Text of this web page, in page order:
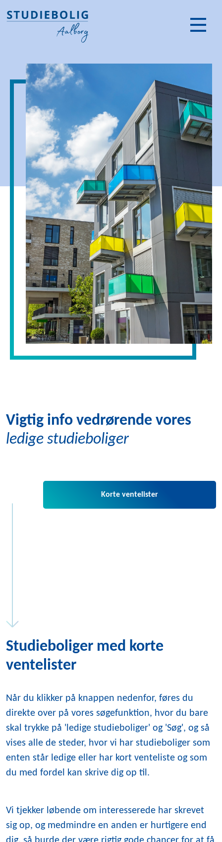
Vigtig info vedrørende vores
ledige studieboliger
Korte ventelister
Studieboliger med korte
ventelister
Når du klikker på knappen nedenfor, føres du
direkte over på vores søgefunktion, hvor du bare
skal trykke på 'ledige studieboliger' og 'Søg', og så
vises alle de steder, hvor vi har studieboliger som
enten står ledige eller har kort venteliste og som
du med fordel kan skrive dig op til.
Vi tjekker løbende om interesserede har skrevet
sig op, og medmindre en anden er hurtigere end